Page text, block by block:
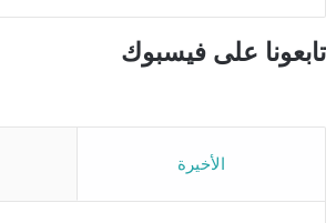
تابعونا على فيسبوك
الأخيرة